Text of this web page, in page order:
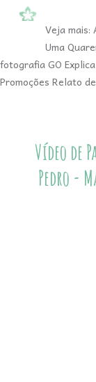
Veja mais:
Uma
fotografiaGO Explica
Promoções Relato
Vídeo de
Pedro -